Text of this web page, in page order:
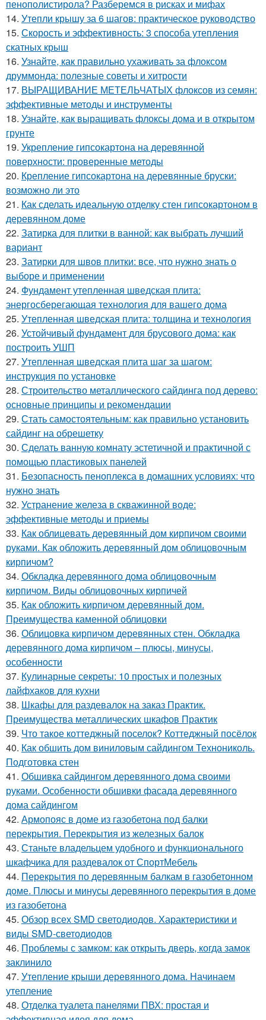
пенополистирола? Разберемся в рисках и мифах
14. Утепли крышу за 6 шагов: практическое руководство
15. Скорость и эффективность: 3 способа утепления
скатных крыш
16. Узнайте, как правильно ухаживать за флоксом
друммонда: полезные советы и хитрости
17. ВЫРАЩИВАНИЕ МЕТЕЛЬЧАТЫХ флоксов из семян:
эффективные методы и инструменты
18. Узнайте, как выращивать флоксы дома и в открытом
грунте
19. Укрепление гипсокартона на деревянной
поверхности: проверенные методы
20. Крепление гипсокартона на деревянные бруски:
возможно ли это
21. Как сделать идеальную отделку стен гипсокартоном в
деревянном доме
22. Затирка для плитки в ванной: как выбрать лучший
вариант
23. Затирки для швов плитки: все, что нужно знать о
выборе и применении
24. Фундамент утепленная шведская плита:
энергосберегающая технология для вашего дома
25. Утепленная шведская плита: толщина и технология
26. Устойчивый фундамент для брусового дома: как
построить УШП
27. Утепленная шведская плита шаг за шагом:
инструкция по установке
28. Строительство металлического сайдинга под дерево:
основные принципы и рекомендации
29. Стать самостоятельным: как правильно установить
сайдинг на обрешетку
30. Сделать ванную комнату эстетичной и практичной с
помощью пластиковых панелей
31. Безопасность пеноплекса в домашних условиях: что
нужно знать
32. Устранение железа в скважинной воде:
эффективные методы и приемы
33. Как облицевать деревянный дом кирпичом своими
руками. Как обложить деревянный дом облицовочным
кирпичом?
34. Обкладка деревянного дома облицовочным
кирпичом. Виды облицовочных кирпичей
35. Как обложить кирпичом деревянный дом.
Преимущества каменной облицовки
36. Облицовка кирпичом деревянных стен. Обкладка
деревянного дома кирпичом – плюсы, минусы,
особенности
37. Кулинарные секреты: 10 простых и полезных
лайфхаков для кухни
38. Шкафы для раздевалок на заказ Практик.
Преимущества металлических шкафов Практик
39. Что такое коттеджный поселок? Коттеджный посёлок
40. Как обшить дом виниловым сайдингом Технониколь.
Подготовка стен
41. Обшивка сайдингом деревянного дома своими
руками. Особенности обшивки фасада деревянного
дома сайдингом
42. Армопояс в доме из газобетона под балки
перекрытия. Перекрытия из железных балок
43. Станьте владельцем удобного и функционального
шкафчика для раздевалок от СпортМебель
44. Перекрытия по деревянным балкам в газобетонном
доме. Плюсы и минусы деревянного перекрытия в доме
из газобетона
45. Обзор всех SMD светодиодов. Характеристики и
виды SMD-светодиодов
46. Проблемы с замком: как открыть дверь, когда замок
заклинило
47. Утепление крыши деревянного дома. Начинаем
утепление
48. Отделка туалета панелями ПВХ: простая и